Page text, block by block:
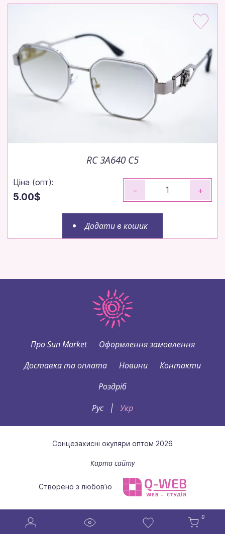
RC 3A640 C5
Ціна (опт):
5.00$
- +
Додати в кошик
Про Sun Market
Оформлення замовлення
Доставка та оплата
Новини
Контакти
Роздріб
Рус
| Укр
Сонцезахисні окуляри оптом 2026
Карта сайту
Створено з любов’ю
0